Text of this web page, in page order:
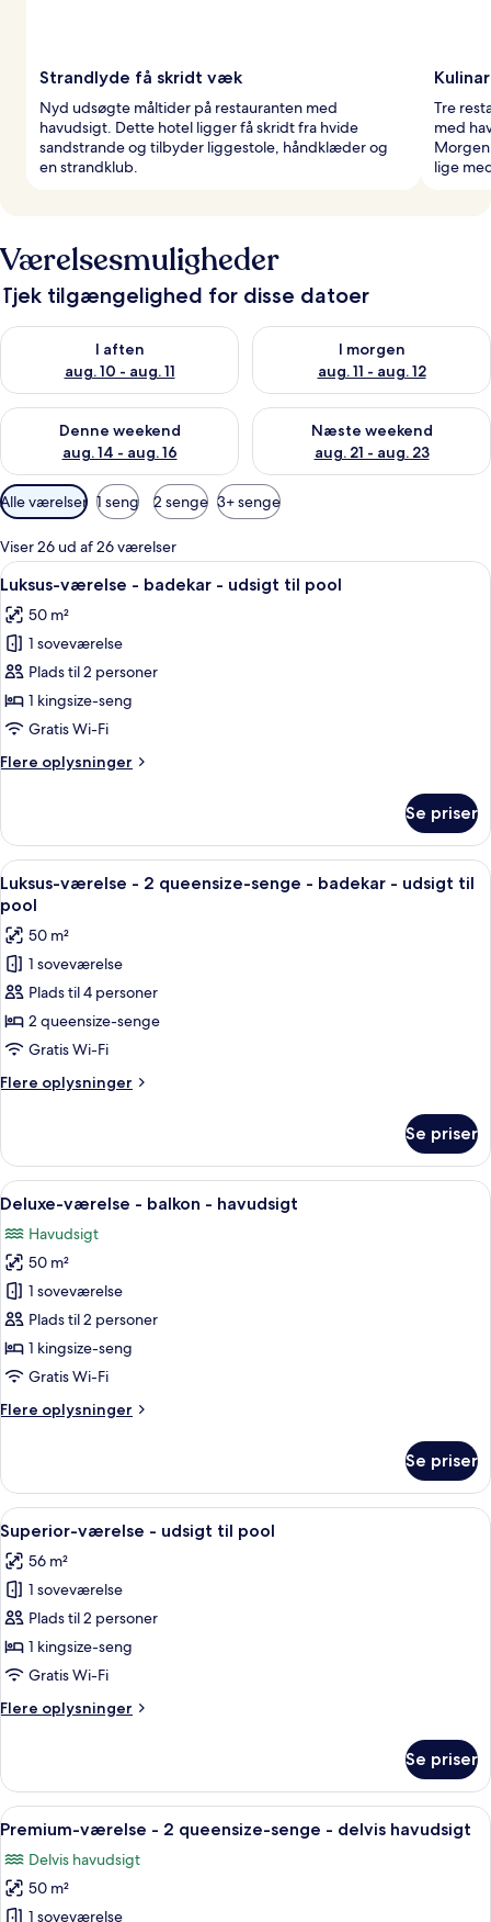
Strandlyde få skridt væk
Nyd udsøgte måltider på restauranten med
havudsigt. Dette hotel ligger få skridt fra hvide
sandstrande og tilbyder liggestole, håndklæder og
en strandklub.
Tre
med
lige
Værelsesmuligheder
Tjek tilgængelighed for disse datoer
I aften
aug. 10 - aug. 11
Tjek tilgængelighed for i aften aug. 10 - aug. 11
I morgen
aug. 11 - aug. 12
Tjek tilgængelighed for i
Denne weekend
aug. 14 - aug. 16
Tjek tilgængelighed for denne weekend aug. 14 - aug. 16
Næste weekend
aug. 21 - aug. 23
Tjek tilgængelighed for næste
Tilgængelige
filtre
for
værelser
Alle værelser 1 seng 2 senge 3+ senge
Viser 26 ud af 26 værelser
Indlæs
alle
billeder
af
Luksus-
værelse
-
-
pool
Et soveværelse med en stenvæg, en
8
Luksus-værelse - badekar - udsigt til pool
50 m²
1 soveværelse
Plads til 2 personer
1 kingsize-seng
Gratis Wi-Fi
Flere oplysninger
Flere
værelse
badekar
-
udsigt
til
pool
Se priser
Indlæs
alle
billeder
af
Luksus-
værelse
-
2
queensize-
senge
badekar
udsigt
til
pool
Et hyggeligt soveværelse med en
8
Luksus-værelse - 2 queensize-senge - badekar - udsigt til
pool
50 m²
1 soveværelse
Plads til 4 personer
2 queensize-senge
Gratis Wi-Fi
Flere oplysninger
Flere
værelse
2
senge
badekar
udsigt
til
pool
Se priser
Indlæs
alle
billeder
af
Deluxe-
værelse
-
balkon
havudsigt
Et soveværelse med seng, skrivebord
9
Deluxe-værelse - balkon - havudsigt
Havudsigt
50 m²
1 soveværelse
Plads til 2 personer
1 kingsize-seng
Gratis Wi-Fi
Flere oplysninger
Flere
værelse
balkon
havudsigt
Se priser
Indlæs
alle
billeder
af
Superior-
værelse
-
til
Et soveværelse med seng, natlampe
7
Superior-værelse - udsigt til pool
56 m²
1 soveværelse
Plads til 2 personer
1 kingsize-seng
Gratis Wi-Fi
Flere oplysninger
Flere
værelse
udsigt
pool
Se priser
Indlæs
alle
billeder
af
Et hyggeligt soveværelse med en
7
Premium-værelse - 2 queensize-senge - delvis havudsigt
Delvis havudsigt
50 m²
1 soveværelse